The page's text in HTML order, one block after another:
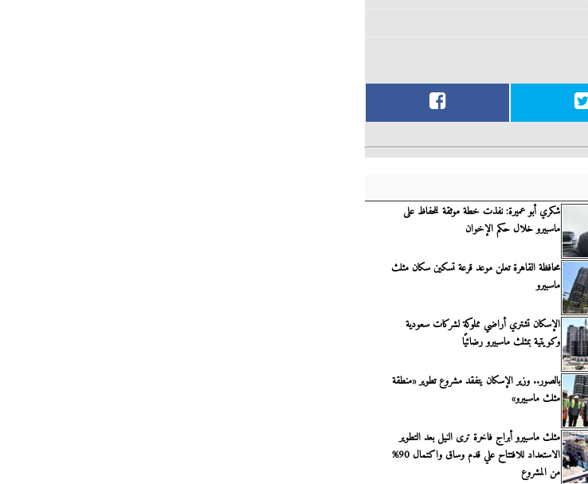
شكري أبو عميرة: نفذت خطة موثقة للحفاظ على
ماسبيرو خلال حكم الإخوان
محافظة القاهرة تعلن موعد قرعة تسكين سكان مثلث
ماسبيرو
الإسكان تشتري أراضي مملوكة لشركات سعودية
وكويتية بمثلث ماسبيرو رضائيًا
بالصور.. وزير الإسكان يتفقد مشروع تطوير «منطقة
مثلث ماسبيرو»
مثلث ماسبيرو أبراج فاخرة ترى النيل بعد التطوير
الاستعداد للافتتاح علي قدم وساق واكتمال 90%
من المشروع